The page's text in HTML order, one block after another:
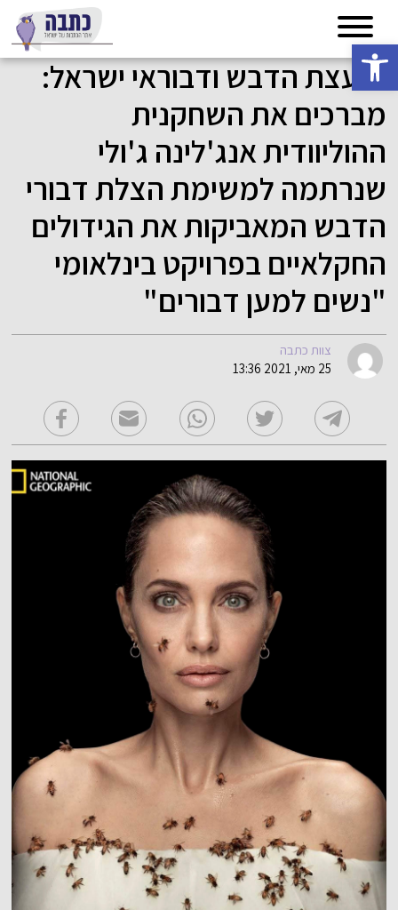
פתח סרגל נגישות
מועצת הדבש ודבוראי ישראל:
מברכים את השחקנית
ההוליוודית אנג'לינה ג'ולי
שנרתמה למשימת הצלת דבורי
הדבש המאביקות את הגידולים
החקלאיים בפרויקט בינלאומי
"נשים למען דבורים"
צוות כתבה
25 מאי, 2021 13:36